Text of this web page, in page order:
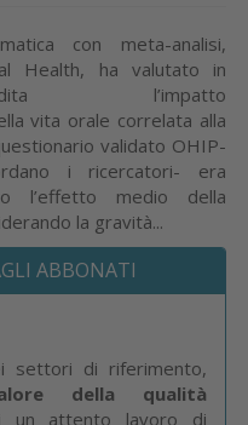
con meta-analisi,
Health, ha valutato in
l’impatto
vita orale correlata alla
validato OHIP-
i ricercatori- era
l’effetto medio della
la gravità...
ABBONATI
settori di riferimento,
della qualità
attento lavoro di